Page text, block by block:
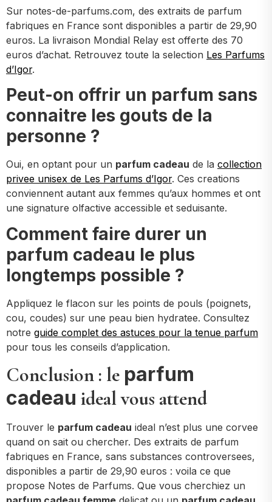
Sur notes-de-parfums.com, des extraits de parfum
fabriques en France sont disponibles a partir de 29,90
euros. La livraison Mondial Relay est offerte des 70
euros d’achat. Retrouvez toute la selection Les Parfums
d’Igor.
Peut-on offrir un parfum sans
connaitre les gouts de la
personne ?
Oui, en optant pour un parfum cadeau de la collection
privee unisex de Les Parfums d’Igor. Ces creations
conviennent autant aux femmes qu’aux hommes et ont
une signature olfactive accessible et seduisante.
Comment faire durer un
parfum cadeau le plus
longtemps possible ?
Appliquez le flacon sur les points de pouls (poignets,
cou, coudes) sur une peau bien hydratee. Consultez
notre guide complet des astuces pour la tenue parfum
pour tous les conseils d’application.
Conclusion : le parfum
cadeau ideal vous attend
Trouver le parfum cadeau ideal n’est plus une corvee
quand on sait ou chercher. Des extraits de parfum
fabriques en France, sans substances controversees,
disponibles a partir de 29,90 euros : voila ce que
propose Notes de Parfums. Que vous cherchiez un